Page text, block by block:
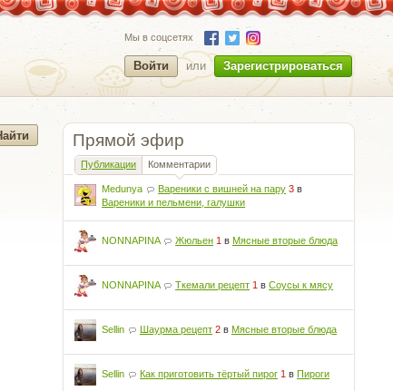
Мы в соцсетях
Войти или Зарегистрироваться
Прямой эфир
Публикации Комментарии
Medunya Вареники с вишней на пару 3 в
Вареники и пельмени, галушки
NONNAPINA Жюльен 1 вМясные вторые блюда
NONNAPINA Ткемали рецепт 1 вСоусы к мясу
Sellin Шаурма рецепт 2 вМясные вторые блюда
Sellin Как приготовить тёртый пирог 1 вПироги